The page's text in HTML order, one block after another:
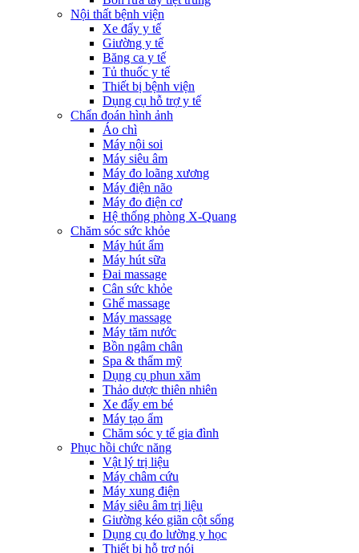
Nội thất bệnh viện
Xe đẩy y tế
Giường y tế
Băng ca y tế
Tủ thuốc y tế
Thiết bị bệnh viện
Dụng cụ hỗ trợ y tế
Chẩn đoán hình ảnh
Áo chì
Máy nội soi
Máy siêu âm
Máy đo loãng xương
Máy điện não
Máy đo điện cơ
Hệ thống phòng X-Quang
Chăm sóc sức khỏe
Máy hút ẩm
Máy hút sữa
Đai massage
Cân sức khỏe
Ghế massage
Máy massage
Máy tăm nước
Bồn ngâm chân
Spa & thẩm mỹ
Dụng cụ phun xăm
Thảo dược thiên nhiên
Xe đẩy em bé
Máy tạo ẩm
Chăm sóc y tế gia đình
Phục hồi chức năng
Vật lý trị liệu
Máy châm cứu
Máy xung điện
Máy siêu âm trị liệu
Giường kéo giãn cột sống
Dụng cụ đo lường y học
Thiết bị hỗ trợ nói